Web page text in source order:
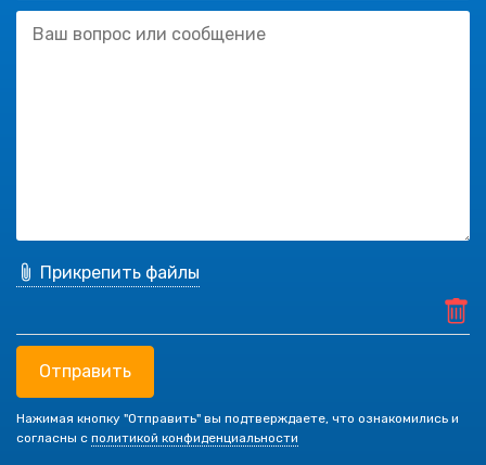
Прикрепить файлы
Отправить
Нажимая кнопку "Отправить" вы подтверждаете, что ознакомились и
согласны с политикой конфиденциальности